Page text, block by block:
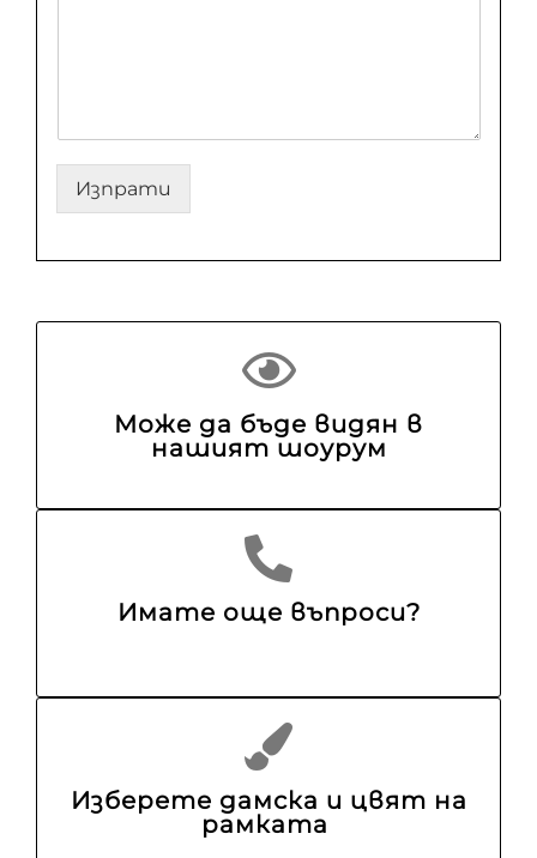
Изпрати
Може да бъде видян в
нашият шоурум
Имате още въпроси?
Изберете дамска и цвят на
рамката